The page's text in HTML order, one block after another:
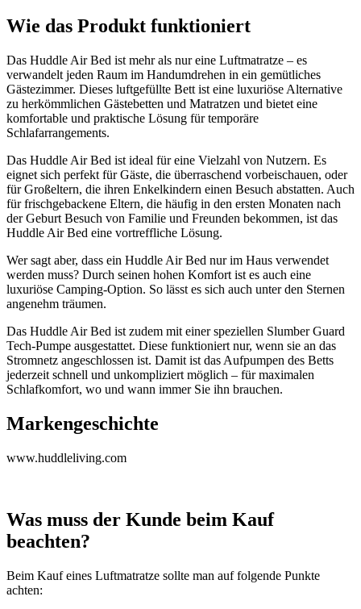
Wie das Produkt funktioniert
Das Huddle Air Bed ist mehr als nur eine Luftmatratze – es
verwandelt jeden Raum im Handumdrehen in ein gemütliches
Gästezimmer. Dieses luftgefüllte Bett ist eine luxuriöse Alternative
zu herkömmlichen Gästebetten und Matratzen und bietet eine
komfortable und praktische Lösung für temporäre
Schlafarrangements.
Das Huddle Air Bed ist ideal für eine Vielzahl von Nutzern. Es
eignet sich perfekt für Gäste, die überraschend vorbeischauen, oder
für Großeltern, die ihren Enkelkindern einen Besuch abstatten. Auch
für frischgebackene Eltern, die häufig in den ersten Monaten nach
der Geburt Besuch von Familie und Freunden bekommen, ist das
Huddle Air Bed eine vortreffliche Lösung.
Wer sagt aber, dass ein Huddle Air Bed nur im Haus verwendet
werden muss? Durch seinen hohen Komfort ist es auch eine
luxuriöse Camping-Option. So lässt es sich auch unter den Sternen
angenehm träumen.
Das Huddle Air Bed ist zudem mit einer speziellen Slumber Guard
Tech-Pumpe ausgestattet. Diese funktioniert nur, wenn sie an das
Stromnetz angeschlossen ist. Damit ist das Aufpumpen des Betts
jederzeit schnell und unkompliziert möglich – für maximalen
Schlafkomfort, wo und wann immer Sie ihn brauchen.
Markengeschichte
www.huddleliving.com
Was muss der Kunde beim Kauf
beachten?
Beim Kauf eines Luftmatratze sollte man auf folgende Punkte
achten: